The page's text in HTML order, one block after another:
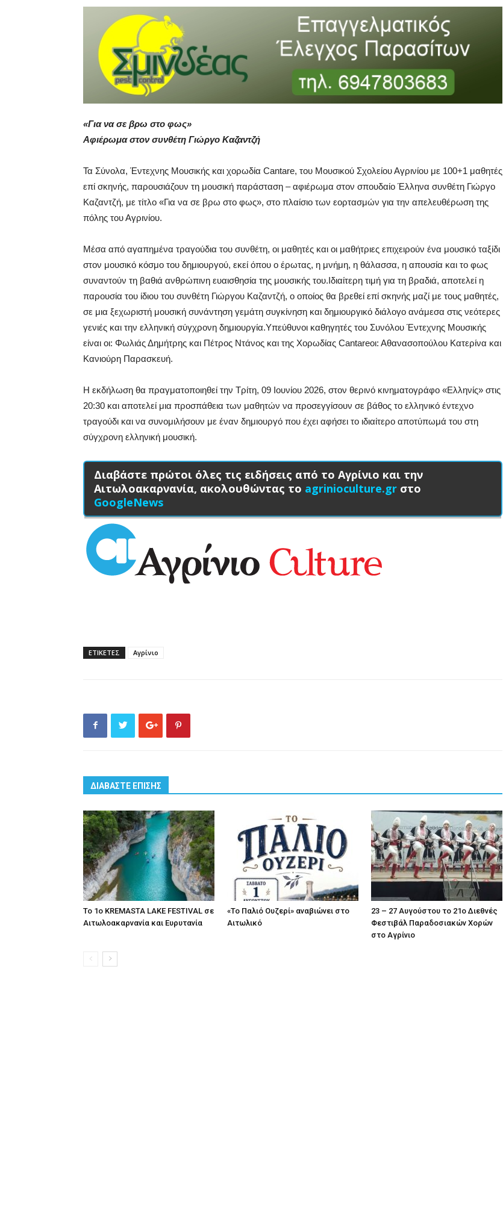
«Για να σε βρω στο φως»
Αφιέρωμα στον συνθέτη Γιώργο Καζαντζή
Τα Σύνολα, Έντεχνης Μουσικής και χορωδία Cantare, του Μουσικού Σχολείου Αγρινίου με 100+1 μαθητές
επί σκηνής, παρουσιάζουν τη μουσική παράσταση – αφιέρωμα στον σπουδαίο Έλληνα συνθέτη Γιώργο
Καζαντζή, με τίτλο «Για να σε βρω στο φως», στο πλαίσιο των εορτασμών για την απελευθέρωση της
πόλης του Αγρινίου.
Μέσα από αγαπημένα τραγούδια του συνθέτη, οι μαθητές και οι μαθήτριες επιχειρούν ένα μουσικό ταξίδι
στον μουσικό κόσμο του δημιουργού, εκεί όπου ο έρωτας, η μνήμη, η θάλασσα, η απουσία και το φως
συναντούν τη βαθιά ανθρώπινη ευαισθησία της μουσικής του.Ιδιαίτερη τιμή για τη βραδιά, αποτελεί η
παρουσία του ίδιου του συνθέτη Γιώργου Καζαντζή, ο οποίος θα βρεθεί επί σκηνής μαζί με τους μαθητές,
σε μια ξεχωριστή μουσική συνάντηση γεμάτη συγκίνηση και δημιουργικό διάλογο ανάμεσα στις νεότερες
γενιές και την ελληνική σύγχρονη δημιουργία.Υπεύθυνοι καθηγητές του Συνόλου Έντεχνης Μουσικής
είναι οι: Φωλιάς Δημήτρης και Πέτρος Ντάνος και της Χορωδίας Cantareοι: Αθανασοπούλου Κατερίνα και
Κανιούρη Παρασκευή.
Η εκδήλωση θα πραγματοποιηθεί την Τρίτη, 09 Ιουνίου 2026, στον θερινό κινηματογράφο «Ελληνίς» στις
20:30 και αποτελεί μια προσπάθεια των μαθητών να προσεγγίσουν σε βάθος το ελληνικό έντεχνο
τραγούδι και να συνομιλήσουν με έναν δημιουργό που έχει αφήσει το ιδιαίτερο αποτύπωμά του στη
σύγχρονη ελληνική μουσική.
Διαβάστε πρώτοι όλες τις ειδήσεις από το Αγρίνιο και την
Αιτωλοακαρνανία, ακολουθώντας το agrinioculture.gr στο
GoogleNews
ΕΤΙΚΕΤΕΣ Αγρίνιο
ΔΙΑΒΑΣΤΕ ΕΠΙΣΗΣ
Το 1ο KREMASTA LAKE FESTIVAL σε
Αιτωλοακαρνανία και Ευρυτανία
«Το Παλιό Ουζερί» αναβιώνει στο
Αιτωλικό
23 – 27 Aυγούστου το 21ο Διεθνές
Φεστιβάλ Παραδοσιακών Χορών
στο Αγρίνιο